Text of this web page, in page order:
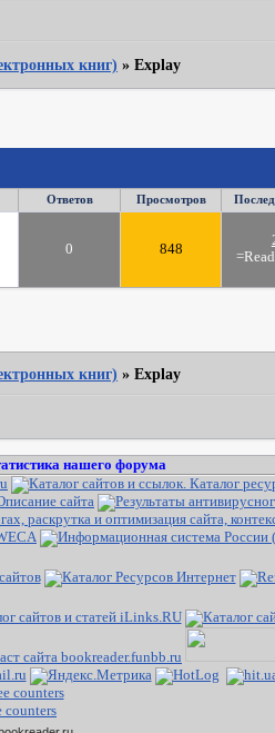
книг) »Explay
Ответов Просмотров
0
848
книг) »Explay
нашего форума
counters